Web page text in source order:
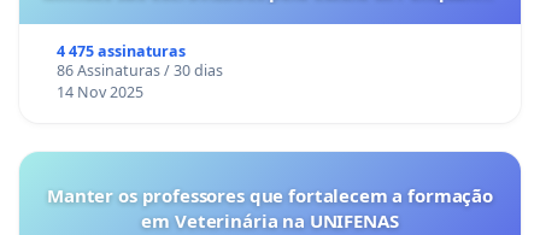
4 475 assinaturas
86 Assinaturas / 30 dias
14 Nov 2025
Manter os professores que fortalecem a formação
em Veterinária na UNIFENAS